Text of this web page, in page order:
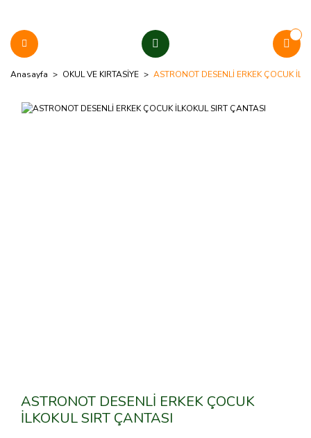
Anasayfa OKUL VE KIRTASİYE ASTRONOT DESENLİ ERKEK ÇOCUK
ASTRONOT DESENLİ ERKEK ÇOCUK
İLKOKUL SIRT ÇANTASI